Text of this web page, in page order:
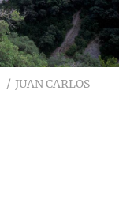
JUAN CARLOS